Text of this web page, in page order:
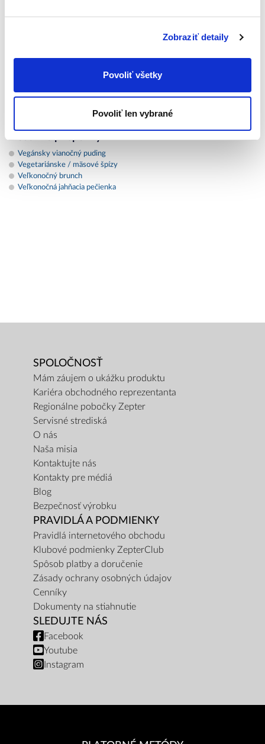
Zobraziť detaily
Povoliť všetky
Povoliť len vybrané
Global
Vegánsky vianočný puding
Vegetariánske / mäsové špízy
Veľkonočný brunch
Veľkonočná jahňacia pečienka
SPOLOČNOSŤ
Mám záujem o ukážku produktu
Kariéra obchodného reprezentanta
Regionálne pobočky Zepter
Servisné strediská
O nás
Naša misia
Kontaktujte nás
Kontakty pre médiá
Blog
Bezpečnosť výrobku
PRAVIDLÁ A PODMIENKY
Pravidlá internetového obchodu
Klubové podmienky ZepterClub
Spôsob platby a doručenie
Zásady ochrany osobných údajov
Cenníky
Dokumenty na stiahnutie
SLEDUJTE NÁS
Facebook
Youtube
Instagram